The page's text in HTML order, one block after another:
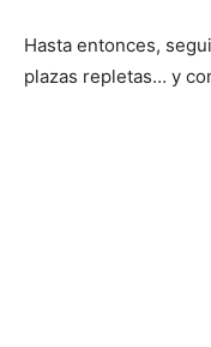
Hasta entonces,
plazas repletas… y